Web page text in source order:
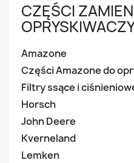
CZĘŚCI
Amazone
Części Amazone do
Filtry ssące i
Horsch
John Deere
Kverneland
Lemken